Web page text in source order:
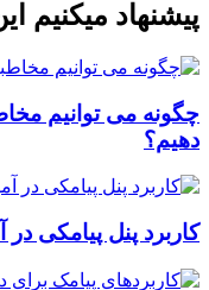
پیشنهاد میکنیم
چگونه می توانیم
دهیم؟
کاربرد پنل پیامکی